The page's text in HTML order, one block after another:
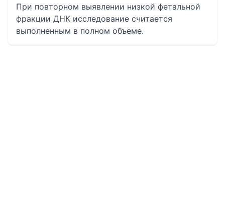
При повторном выявлении низкой фетальной
фракции ДНК исследование считается
выполненным в полном объеме.